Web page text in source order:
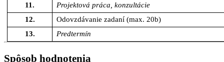
11.
Projektová práca konzultácie
12.
Odovzdávanie zadaní(max. 20b)
13.
Predtermín
Spôsob hodnotenia